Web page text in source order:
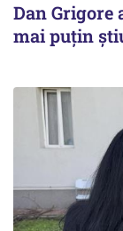
Dan Grigore
mai puțin